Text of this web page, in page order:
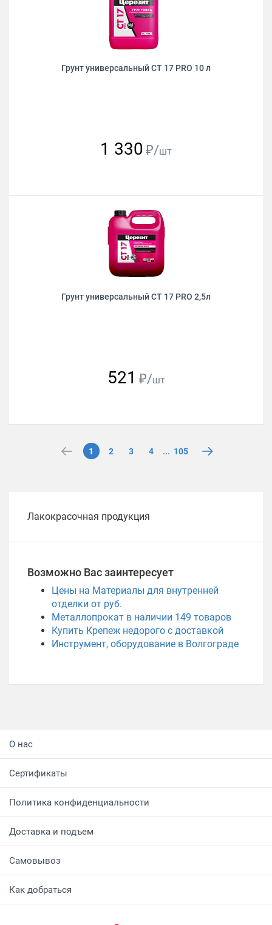
Грунт универсальный CТ 17 PRO 10 л
1 330 ₽/шт
Грунт универсальный CТ 17 PRO 2,5л
521 ₽/шт
1 2 3 4 ... 105
Лакокрасочная продукция
Возможно Вас заинтересует
Цены на Материалы для внутренней
отделки от руб.
Металлопрокат в наличии 149 товаров
Купить Крепеж недорого с доставкой
Инструмент, оборудование в Волгограде
О нас
Сертификаты
Политика конфиденциальности
Доставка и подъем
Самовывоз
Как добраться